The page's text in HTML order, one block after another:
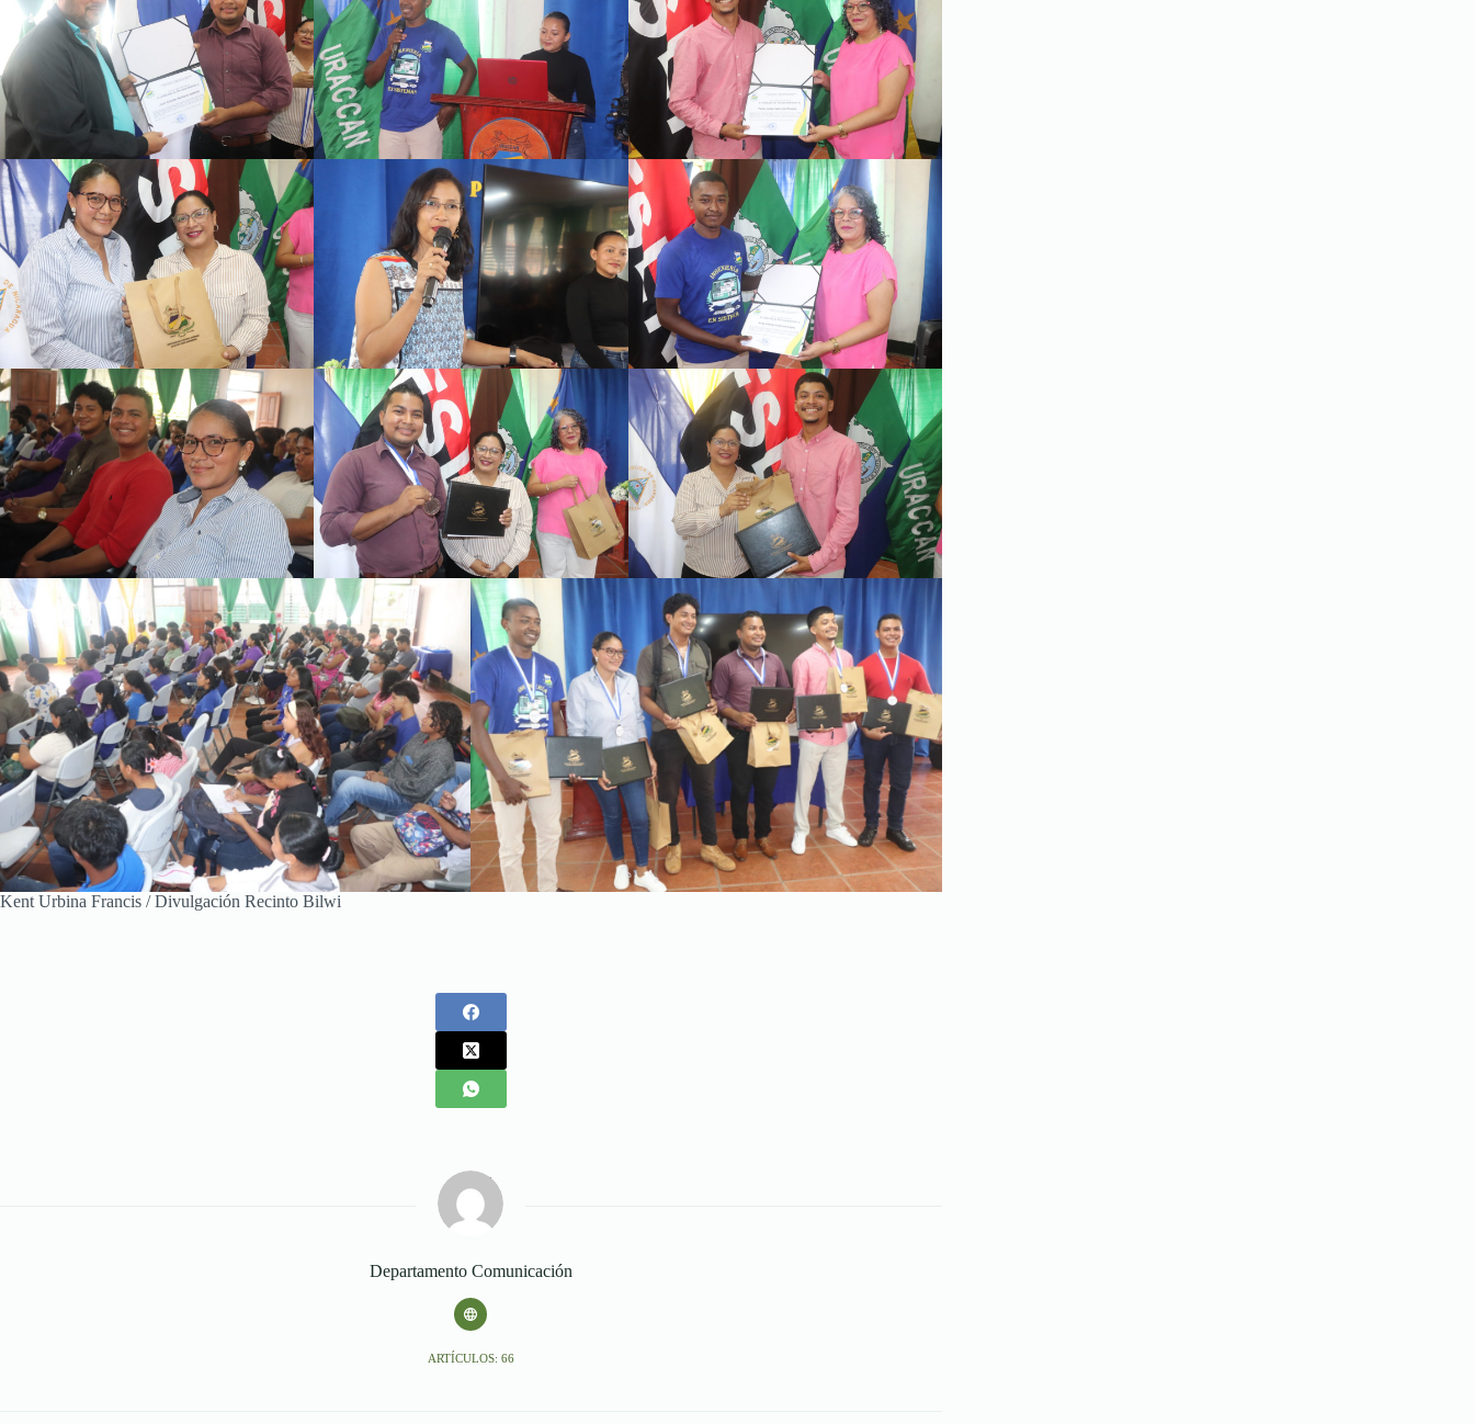
Kent Urbina Francis / Divulgación Recinto Bilwi
Departamento Comunicación
ARTÍCULOS: 66